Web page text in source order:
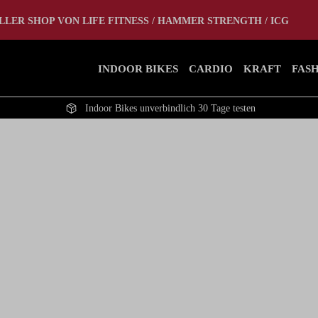
SHOP VON LIFE FITNESS / HAMMER STRENGTH / ICG
INDOOR BIKES CARDIO KRAFT
Indoor Bikes unverbindlich 30 Tage testen